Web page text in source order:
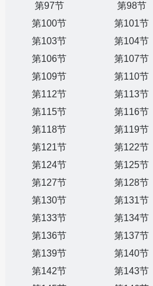
第97节
第98节
第100节
第101节
第103节
第104节
第106节
第107节
第109节
第110节
第112节
第113节
第115节
第116节
第118节
第119节
第121节
第122节
第124节
第125节
第127节
第128节
第130节
第131节
第133节
第134节
第136节
第137节
第139节
第140节
第142节
第143节